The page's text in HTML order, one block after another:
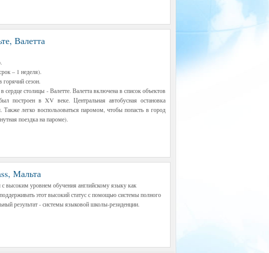
Валетта
– 1 неделя).
горячий сезон.
сердце столицы - Валетте. Валетта включена в список объектов
построен в XV веке. Центральная автобусная остановка
легко воспользоваться паромом, чтобы попасть в город
поездка на пароме).
Мальта
высоким уровнем обучения английскому языку как
этот высокий статус с помощью системы полного
результат - системы языковой школы-резиденции.